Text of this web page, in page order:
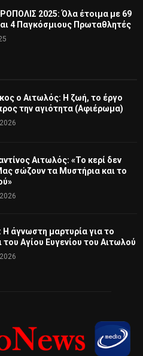
2025: Όλα έτοιμα με 69
4 Παγκόσμιους Πρωταθλητές
ο Αιτωλός: Η ζωή, το έργο
την αγιότητα (Αφιέρωμα)
Αιτωλός: «Το κερί δεν
σώζουν τα Μυστήρια και το
άγνωστη μαρτυρία για το
του Αγίου Ευγενίου του Αιτωλού